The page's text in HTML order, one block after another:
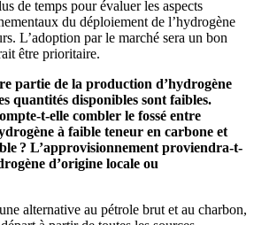
de temps pour évaluer les aspects
du déploiement de l’hydrogène
L’adoption par le marché sera un bon
être prioritaire.
partie de la production d’hydrogène
quantités disponibles sont faibles.
t-elle combler le fossé entre
à faible teneur en carbone et
? L’approvisionnement proviendra-t-
d’origine locale ou
alternative au pétrole brut et au charbon,